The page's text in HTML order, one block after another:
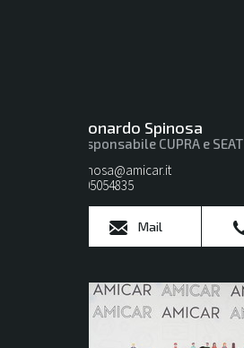
Leonardo Spinosa
Responsabile CUPRA e SEAT
spinosa@amicar.it
0805054835
Mail